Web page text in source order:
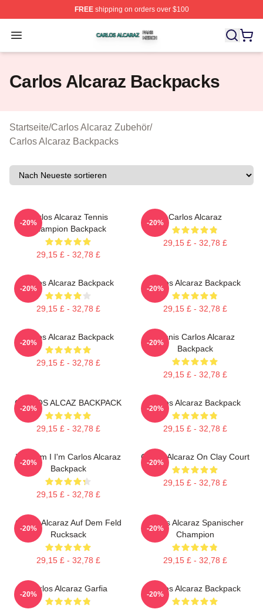
FREEshipping on orders over $100
Open menu
Carlos Alcaraz Shop ⚡️ Officially Licensed Carlos
Carlos Alcaraz Backpacks
Startseite/Carlos Alcaraz Zubehör/
Carlos Alcaraz Backpacks
Carlos Alcaraz Tennis
Champion Backpack
29,15 £ - 32,78 £
-20%
Carlos Alcaraz
29,15 £ - 32,78 £
-20%
Carlos Alcaraz Backpack
29,15 £ - 32,78 £
-20%
Carlos Alcaraz Backpack
29,15 £ - 32,78 £
-20%
Carlos Alcaraz Backpack
29,15 £ - 32,78 £
-20%
Tennis Carlos Alcaraz
Backpack
29,15 £ - 32,78 £
-20%
CARLOS ALCAZ BACKPACK
29,15 £ - 32,78 £
-20%
Carlos Alcaraz Backpack
29,15 £ - 32,78 £
-20%
Who Am I I'm Carlos Alcaraz
Backpack
29,15 £ - 32,78 £
-20%
Carlos Alcaraz On Clay Court
29,15 £ - 32,78 £
-20%
Carlos Alcaraz Auf Dem Feld
Rucksack
29,15 £ - 32,78 £
-20%
Carlos Alcaraz Spanischer
Champion
29,15 £ - 32,78 £
-20%
Carlos Alcaraz Garfia
-20%
Carlos Alcaraz Backpack
-20%